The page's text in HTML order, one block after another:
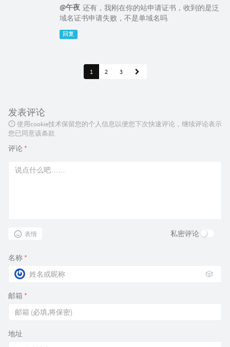
@午夜 还有，我刚在你的站申请证书，收到的是泛
域名证书申请失败，不是单域名吗
回复
1 2 3
发表评论
使用cookie技术保留您的个人信息以便您下次快速评论，继续评论表示
您已同意该条款
评论 *
表情 私密评论
名称 *
🎲
邮箱 *
地址